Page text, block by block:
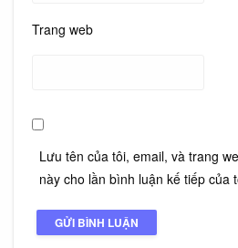
Trang web
Lưu tên của tôi, email, và trang
này cho lần bình luận kế tiếp của